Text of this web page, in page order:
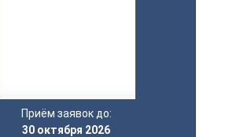
Приём заявок до:
30 октября 2026